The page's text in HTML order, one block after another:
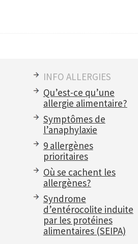
INFO ALLERGIES
Qu’est-ce qu’une
allergie alimentaire?
Symptômes de
l’anaphylaxie
9 allergènes
prioritaires
Où se cachent les
allergènes?
Syndrome
d’entérocolite induite
par les protéines
alimentaires (SEIPA)